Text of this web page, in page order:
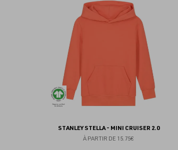
STANLEY STELLA - MINI CRUISER 2.0
À PARTIR DE 15.75€